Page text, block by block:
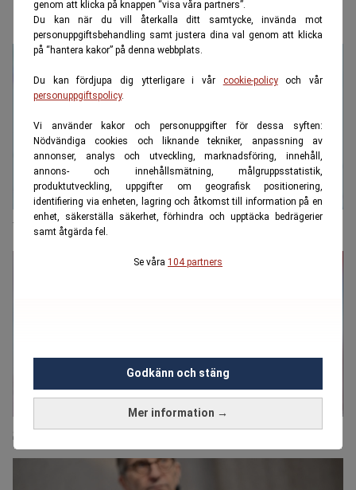
genom att klicka på knappen “visa våra partners”.
Du kan när du vill återkalla ditt samtycke, invända mot
personuppgiftsbehandling samt justera dina val genom att klicka
på “hantera kakor” på denna webbplats.
Du kan fördjupa dig ytterligare i vår cookie-policyoch vår
personuppgiftspolicy.
Vi använder kakor och personuppgifter för dessa syften:
Nödvändiga cookies och liknande tekniker, anpassning av
annonser, analys och utveckling, marknadsföring, innehåll,
annons- och innehållsmätning, målgruppsstatistik,
produktutveckling, uppgifter om geografisk positionering,
identifiering via enheten, lagring och åtkomst till information på en
enhet, säkerställa säkerhet, förhindra och upptäcka bedrägerier
samt åtgärda fel.
Se våra 104 partners
Mer information →
Godkänn och stäng
Ytterligare en storbank höjer bolåneräntorna
Swedbank höjer långa boräntor